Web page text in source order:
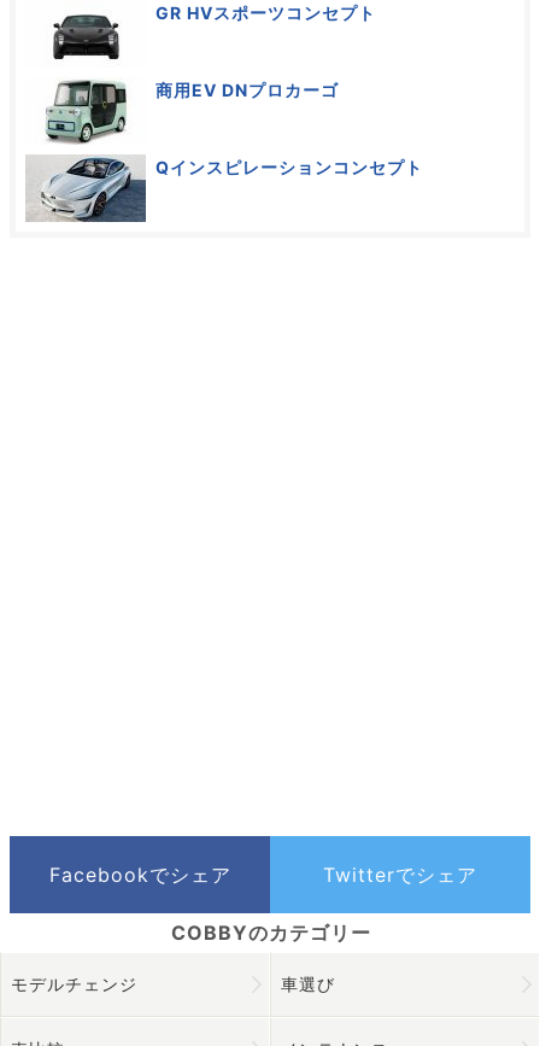
GR HVスポーツコンセプト
商用EV DNプロカーゴ
Qインスピレーションコンセプト
モデルチェンジ 車選び